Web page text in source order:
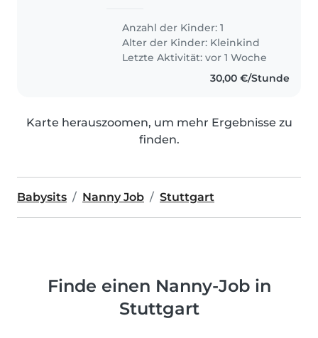
Anzahl der Kinder: 1
Alter der Kinder: Kleinkind
Letzte Aktivität: vor 1 Woche
30,00 €/Stunde
Karte herauszoomen, um mehr Ergebnisse zu
finden.
Babysits Nanny Job Stuttgart
Finde einen Nanny-Job in
Stuttgart